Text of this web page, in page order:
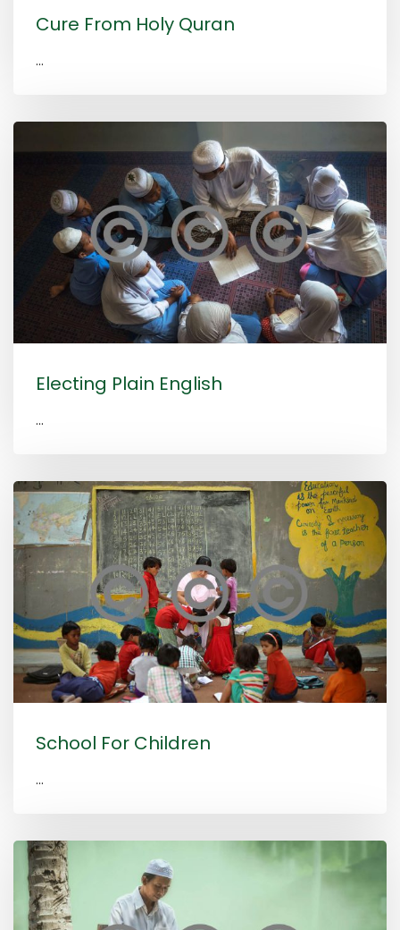
Cure From Holy Quran
...
Electing Plain English
...
School For Children
...